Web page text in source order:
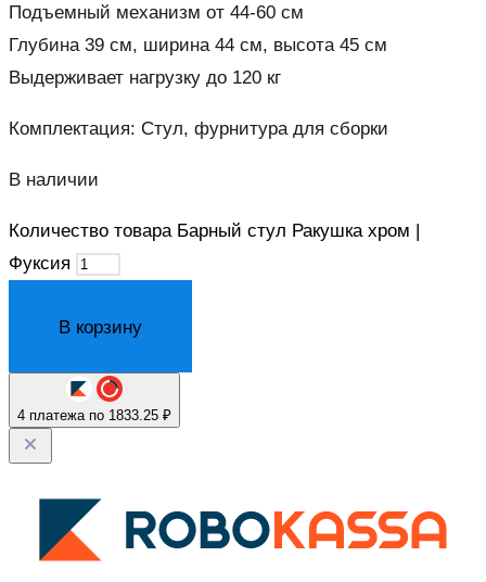
Подъемный механизм от 44-60 см
Глубина 39 см, ширина 44 см, высота 45 см
Выдерживает нагрузку до 120 кг
Комплектация: Стул, фурнитура для сборки
В наличии
Количество товара Барный стул Ракушка хром |
Фуксия
В корзину
4 платежа по 1833.25 ₽